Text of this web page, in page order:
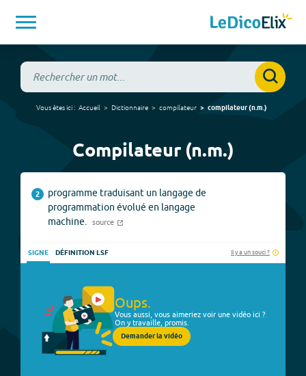
Vous êtes ici : Accueil Dictionnaire compilateur compilateur(n.m.)
Compilateur (n.m.)
2
programme traduisant un langage de
programmation évolué en langage
machine.
source
SIGNE DÉFINITION LSF Il y a un souci ?
Oups.
Vous aussi, vous aimeriez voir une vidéo ici ?
On y travaille, promis.
Demander la vidéo